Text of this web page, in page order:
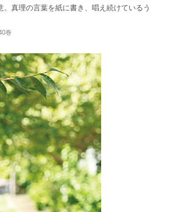
真理の言葉を紙に書き、唱え続けているう
巻